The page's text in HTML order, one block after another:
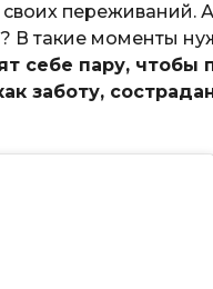
переживаний.
В такие моменты
себе пару, чтобы
заботу,